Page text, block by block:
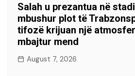
Salah u prezantua në
mbushur plot të
tifozë krijuan një
mbajtur mend
August 7, 2026